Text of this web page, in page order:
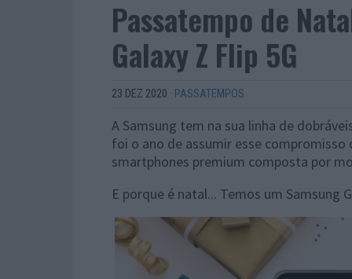
Passatempo de
Galaxy Z Flip 5G
23 DEZ 2020 · PASSATEMPOS
A Samsung tem na sua linha de
foi o ano de assumir esse
smartphones premium composta por
E porque é natal... Temos um Samsung